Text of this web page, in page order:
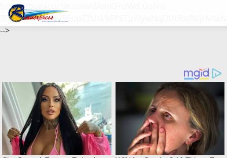
https://bugaruche.com/dAmKFnzWd.GoNiv-
ZDGvUM/DeFm/9EupZZUsl/kFPSTuY/ywNqDUcRx/N/j/A/
-->